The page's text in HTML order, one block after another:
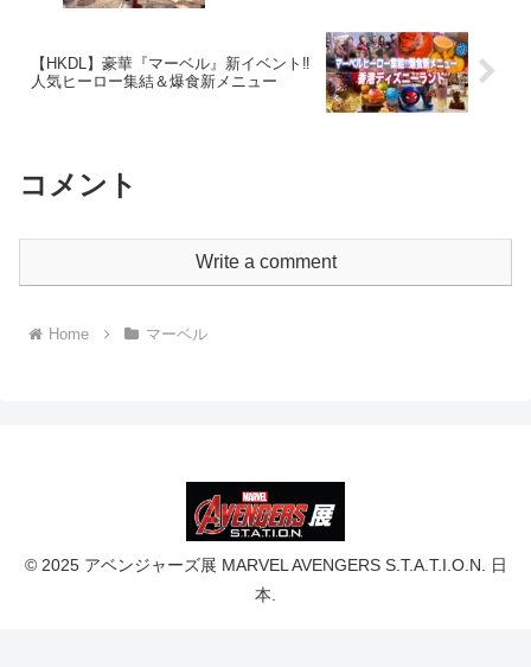
【HKDL】豪華『マーベル』新イベント‼︎
人気ヒーロー集結＆爆食新メニュー
コメント
Write a comment
Home マーベル
© 2025 アベンジャーズ展 MARVEL AVENGERS S.T.A.T.I.O.N. 日
本.